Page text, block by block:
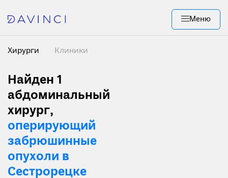
Меню
Хирурги Клиники
Найден 1
абдоминальный
хирург,
оперирующий
забрюшинные
опухоли в
Сестрорецке